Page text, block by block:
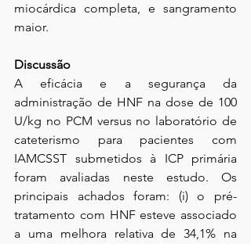
miocárdica completa, e sangramento
maior.
Discussão
A eficácia e a segurança da
administração de HNF na dose de 100
U/kg no PCM versus no laboratório de
cateterismo para pacientes com
IAMCSST submetidos à ICP primária
foram avaliadas neste estudo. Os
principais achados foram: (i) o pré-
tratamento com HNF esteve associado
a uma melhora relativa de 34,1% na